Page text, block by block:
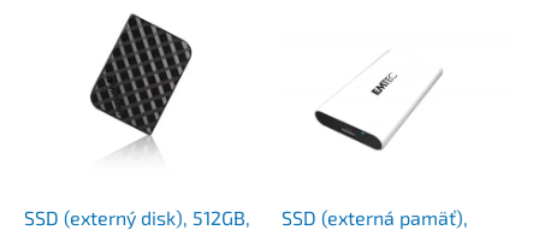
SSD (externý disk), 512GB,
SSD (externá pamäť),